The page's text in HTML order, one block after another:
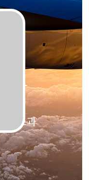
과
비스과